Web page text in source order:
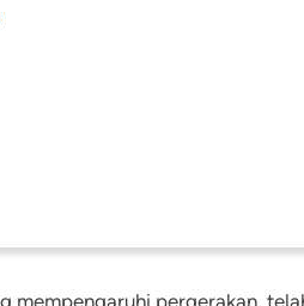
mempengaruhi pergerakan,